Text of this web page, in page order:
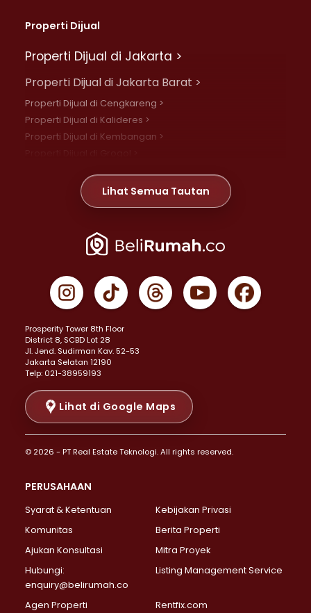
Properti Dijual
Properti Dijual di Jakarta >
Properti Dijual di Jakarta Barat >
Properti Dijual di Cengkareng >
Properti Dijual di Kalideres >
Properti Dijual di Kembangan >
Properti Dijual di Meruya >
Properti Dijual di Jelambar >
Properti Dijual di Jakarta Pusat >
Properti Dijual di Gambir >
Properti Dijual di Johar Baru >
Properti Dijual di Menteng >
Properti Dijual di Senen >
Properti Dijual di Tanah Abang >
Properti Dijual di Cikini >
Properti Dijual di Kramat >
Properti Dijual di Pasar Baru >
Properti Dijual di Bendungan Hilir >
Properti Dijual di Jakarta Selatan >
Properti Dijual di Lebak Bulus >
Properti Dijual di Gandaria Selatan >
Properti Dijual di Pondok Labu >
Properti Dijual di Lenteng Agung >
Properti Dijual di Senayan >
Properti Dijual di Pondok Pinang >
Lihat Semua Tautan
Prosperity Tower 8th Floor
District 8, SCBD Lot 28
JI. Jend. Sudirman Kav. 52-53
Jakarta Selatan 12190
Telp: 021-38959193
Lihat di Google Maps
© 2026 - PT Real Estate Teknologi. All rights reserved.
PERUSAHAAN
Syarat & Ketentuan
Kebijakan Privasi
Komunitas
Berita Properti
Ajukan Konsultasi
Mitra Proyek
Hubungi:
enquiry@belirumah.co
Listing Management Service
Agen Properti Rentfix.com